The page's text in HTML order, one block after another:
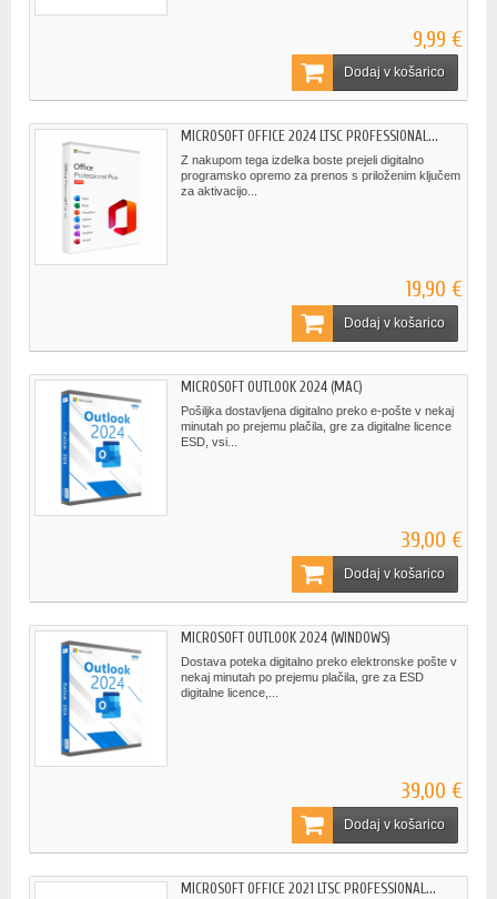
9,99 €
Dodaj v košarico
MICROSOFT OFFICE 2024 LTSC PROFESSIONAL...
Z nakupom tega izdelka boste prejeli digitalno
programsko opremo za prenos s priloženim ključem
za aktivacijo...
19,90 €
Dodaj v košarico
MICROSOFT OUTLOOK 2024 (MAC)
Pošiljka dostavljena digitalno preko e-pošte v nekaj
minutah po prejemu plačila, gre za digitalne licence
ESD, vsi...
39,00 €
Dodaj v košarico
MICROSOFT OUTLOOK 2024 (WINDOWS)
Dostava poteka digitalno preko elektronske pošte v
nekaj minutah po prejemu plačila, gre za ESD
digitalne licence,...
39,00 €
Dodaj v košarico
MICROSOFT OFFICE 2021 LTSC PROFESSIONAL...